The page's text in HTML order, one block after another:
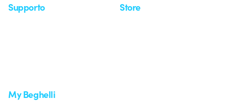
Supporto Store
My Beghelli